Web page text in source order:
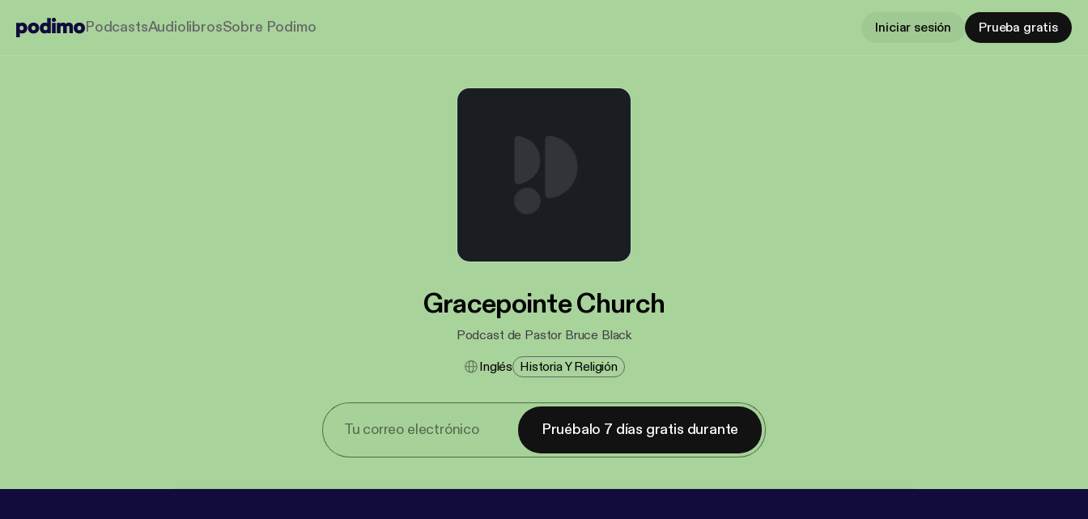
PodcastsAudiolibrosSobre Podimo Iniciar sesión Prueba gratis
Gracepointe Church
Podcast de Pastor Bruce Black
Inglés Historia Y Religión
Pruébalo 7 días gratis durante